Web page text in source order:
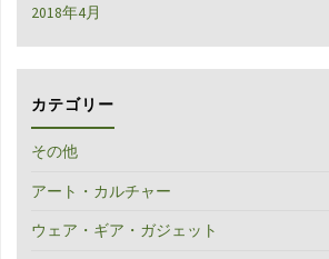
2018年4月
カテゴリー
その他
アート・カルチャー
ウェア・ギア・ガジェット